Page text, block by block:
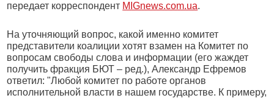
передает корреспондент MIGnews.com.ua.
На уточняющий вопрос, какой именно комитет
представители коалиции хотят взамен на Комитет по
вопросам свободы слова и информации (его жаждет
получить фракция БЮТ – ред.), Александр Ефремов
ответил: "Любой комитет по работе органов
исполнительной власти в нашем государстве. К примеру,